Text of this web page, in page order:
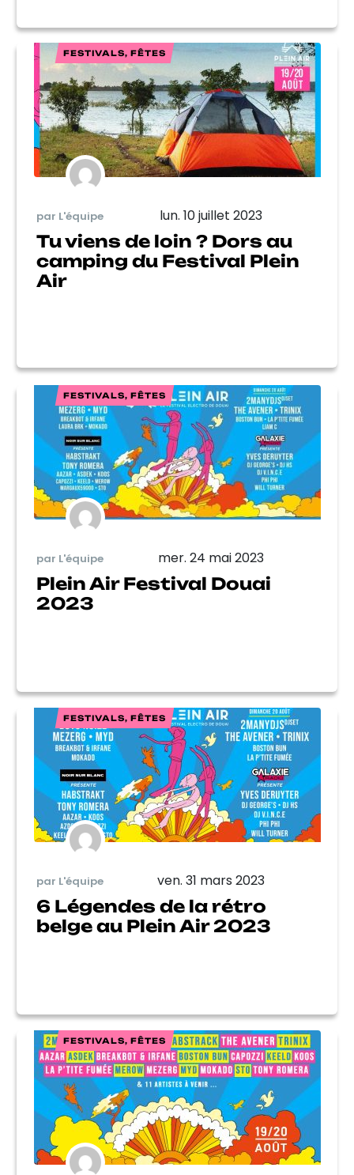
FESTIVALS, FÊTES
par L'équipe lun. 10 juillet 2023
Tu viens de loin ? Dors au
camping du Festival Plein
Air
FESTIVALS, FÊTES
par L'équipe mer. 24 mai 2023
Plein Air Festival Douai
2023
FESTIVALS, FÊTES
par L'équipe ven. 31 mars 2023
6 Légendes de la rétro
belge au Plein Air 2023
FESTIVALS, FÊTES